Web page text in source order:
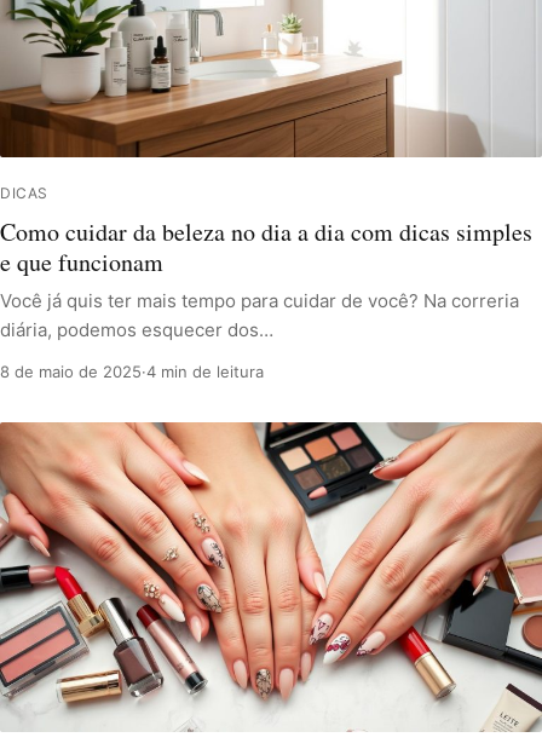
DICAS
Como cuidar da beleza no dia a dia com dicas simples
e que funcionam
Você já quis ter mais tempo para cuidar de você? Na correria
diária, podemos esquecer dos…
8 de maio de 2025·4 min de leitura